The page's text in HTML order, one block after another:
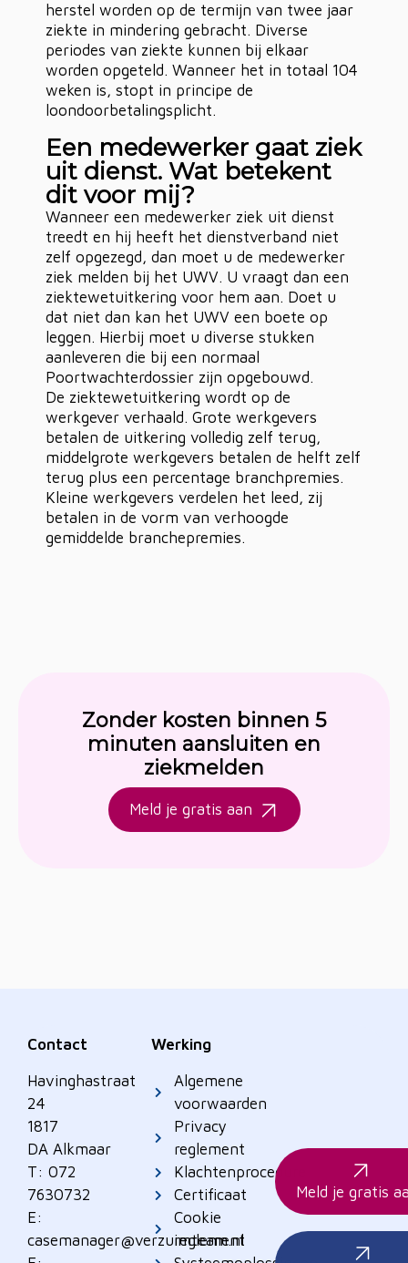
herstel worden op de termijn van twee jaar
ziekte in mindering gebracht. Diverse
periodes van ziekte kunnen bij elkaar
worden opgeteld. Wanneer het in totaal 104
weken is, stopt in principe de
loondoorbetalingsplicht.
Een medewerker gaat ziek
uit dienst. Wat betekent
dit voor mij?
Wanneer een medewerker ziek uit dienst
treedt en hij heeft het dienstverband niet
zelf opgezegd, dan moet u de medewerker
ziek melden bij het UWV. U vraagt dan een
ziektewetuitkering voor hem aan. Doet u
dat niet dan kan het UWV een boete op
leggen. Hierbij moet u diverse stukken
aanleveren die bij een normaal
Poortwachterdossier zijn opgebouwd.
De ziektewetuitkering wordt op de
werkgever verhaald. Grote werkgevers
betalen de uitkering volledig zelf terug,
middelgrote werkgevers betalen de helft zelf
terug plus een percentage branchpremies.
Kleine werkgevers verdelen het leed, zij
betalen in de vorm van verhoogde
gemiddelde branchepremies.
Zonder kosten binnen 5
minuten aansluiten en
ziekmelden
Meld je gratis aan
Contact
Havinghastraat
24
1817
DA Alkmaar
T: 072
7630732
E:
casemanager@verzuimteam.nl
Werking
Algemene
voorwaarden
Privacy
reglement
Klachtenprocedure
Certificaat
Cookie
reglement
Meld je gratis